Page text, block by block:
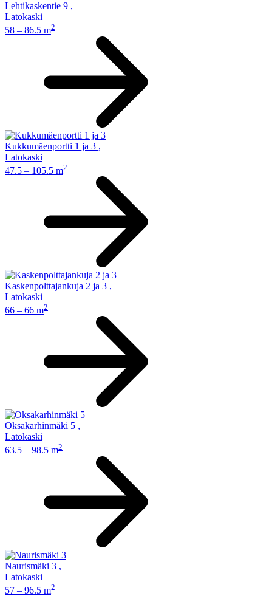
Lehtikaskentie 9 ,
Latokaski
58 – 86.5 m2
Kukkumäenportti 1 ja 3 ,
Latokaski
47.5 – 105.5 m2
Kaskenpolttajankuja 2 ja 3 ,
Latokaski
66 – 66 m2
Oksakarhinmäki 5 ,
Latokaski
63.5 – 98.5 m2
Naurismäki 3 ,
Latokaski
57 – 96.5 m2